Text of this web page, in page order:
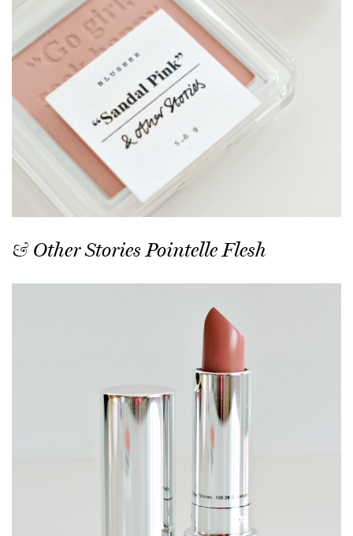
& Other Stories Pointelle Flesh